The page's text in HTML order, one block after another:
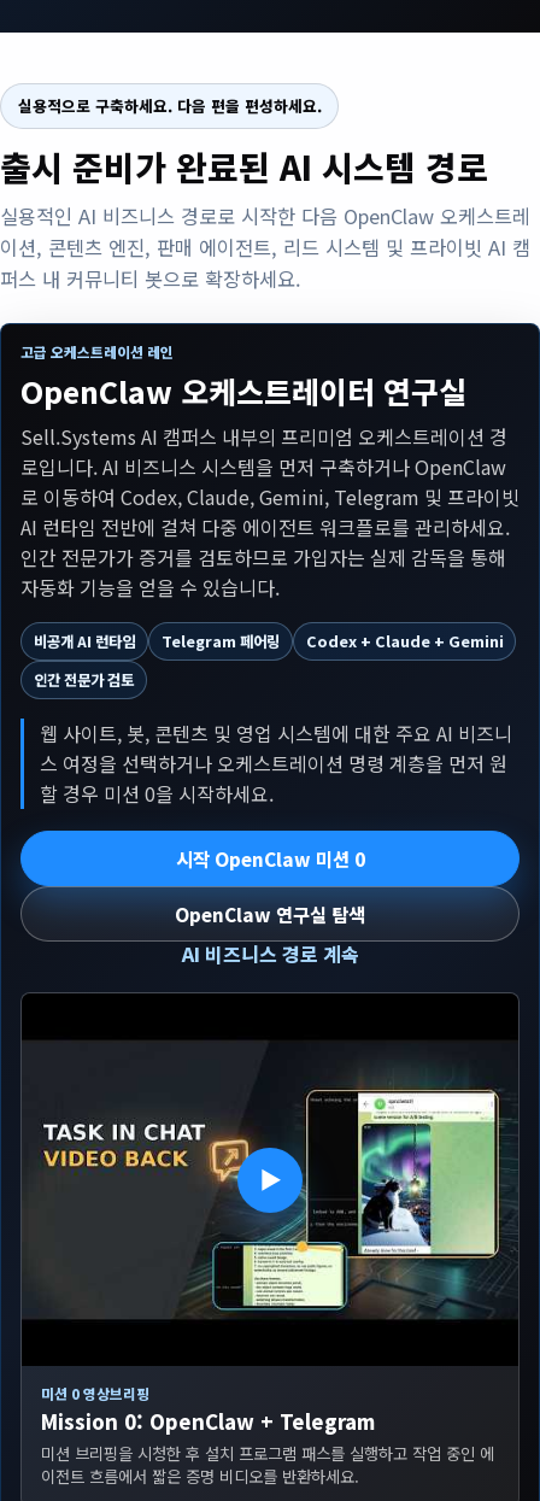
실용적으로 구축하세요. 다음 편을 편성하세요.
출시 준비가 완료된 AI 시스템 경로
실용적인 AI 비즈니스 경로로 시작한 다음 OpenClaw 오케스트레
이션, 콘텐츠 엔진, 판매 에이전트, 리드 시스템 및 프라이빗 AI 캠
퍼스 내 커뮤니티 봇으로 확장하세요.
고급 오케스트레이션 레인
OpenClaw 오케스트레이터 연구실
Sell.Systems AI 캠퍼스 내부의 프리미엄 오케스트레이션 경
로입니다. AI 비즈니스 시스템을 먼저 구축하거나 OpenClaw
로 이동하여 Codex, Claude, Gemini, Telegram 및 프라이빗
AI 런타임 전반에 걸쳐 다중 에이전트 워크플로를 관리하세요.
인간 전문가가 증거를 검토하므로 가입자는 실제 감독을 통해
자동화 기능을 얻을 수 있습니다.
비공개 AI 런타임 Telegram 페어링
Codex + Claude + Gemini
인간 전문가 검토
웹 사이트, 봇, 콘텐츠 및 영업 시스템에 대한 주요 AI 비즈니
스 여정을 선택하거나 오케스트레이션 명령 계층을 먼저 원
할 경우 미션 0을 시작하세요.
시작 OpenClaw 미션 0
OpenClaw 연구실 탐색
AI 비즈니스 경로 계속
▶
미션 0 영상브리핑
Mission 0: OpenClaw + Telegram
미션 브리핑을 시청한 후 설치 프로그램 패스를 실행하고 작업 중인 에
이전트 흐름에서 짧은 증명 비디오를 반환하세요.